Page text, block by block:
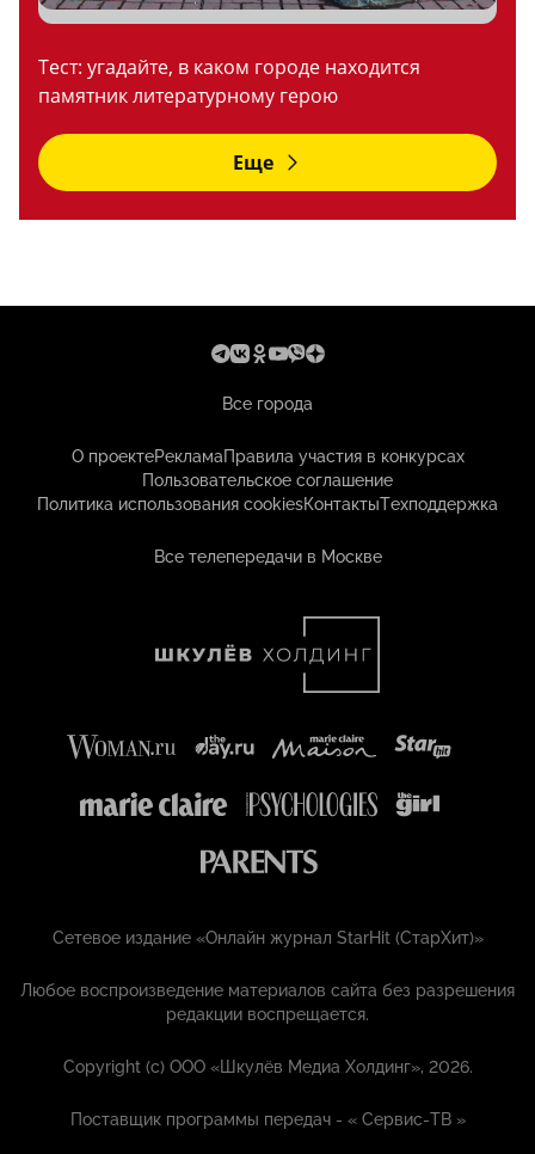
Тест: угадайте, в каком городе находится
памятник литературному герою
Еще
Все города
О проектеРекламаПравила участия в конкурсах
Пользовательское соглашение
Политика использования cookiesКонтактыТехподдержка
Все телепередачи в Москве
Сетевое издание «Онлайн журнал StarHit (СтарХит)»
Любое воспроизведение материалов сайта без разрешения
редакции воспрещается.
Copyright (с) ООО «Шкулёв Медиа Холдинг», 2026.
Поставщик программы передач - «Сервис-ТВ »